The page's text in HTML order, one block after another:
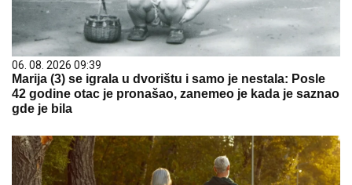
06. 08. 2026 09:39
Marija (3) se igrala u dvorištu i samo je nestala: Posle
42 godine otac je pronašao, zanemeo je kada je saznao
gde je bila